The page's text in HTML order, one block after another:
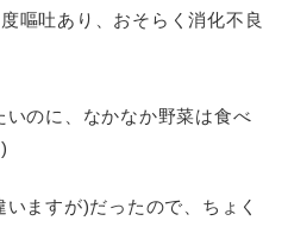
嘔吐あり、おそらく消化不良
のに、なかなか野菜は食べ
ますが)だったので、ちょく